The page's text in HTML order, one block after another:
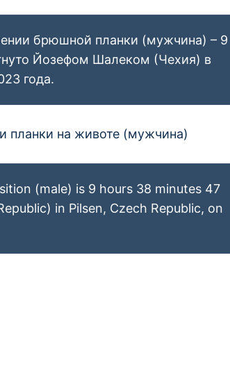
брюшной планки (мужчина) – 9
Йозефом Шалеком (Чехия) в
года.
(male) is 9 hours 38 minutes 47
in Pilsen, Czech Republic, on